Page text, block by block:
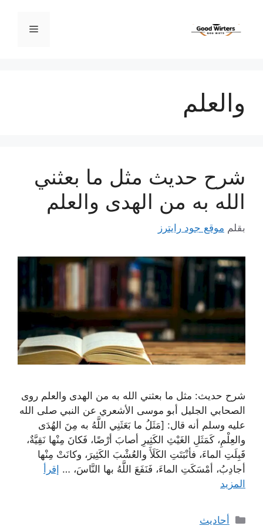
المحتوى
القائمة
والعلم
شرح حديث مثل ما بعثني
الله به من الهدى والعلم
بقلم موقع جود رايترز
شرح حديث: مثل ما بعثني الله به من الهدى والعلم روى
الصحابي الجليل أبو موسى الأشعري عن النبي صلى الله
عليه وسلم أنه قال: [مَثَلُ ما بَعَثَنِي اللَّهُ به مِنَ الهُدَى
والعِلْمِ، كَمَثَلِ الغَيْثِ الكَثِيرِ أصابَ أرْضًا، فَكانَ مِنْها نَقِيَّةٌ،
قَبِلَتِ الماءَ، فأنْبَتَتِ الكَلَأَ والعُشْبَ الكَثِيرَ، وكانَتْ مِنْها
أجادِبُ، أمْسَكَتِ الماءَ، فَنَفَعَ اللَّهُ بها النَّاسَ، … إقرأ
المزيد
التصنيفات
أحاديث